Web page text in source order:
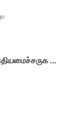
...